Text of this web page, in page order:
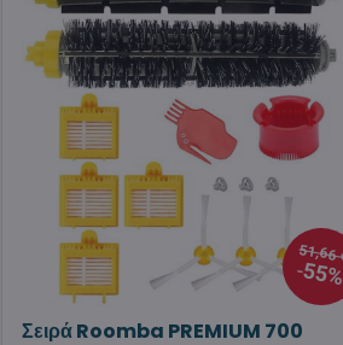
51,66
55%
Σειρά Roomba PREMIUM 700